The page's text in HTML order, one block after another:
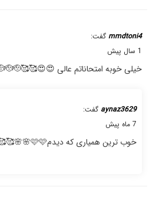
mmdtoni4 گفت:
1 سال پیش
خیلی خوبه امتحاناتم عالی 😍😍🥰🥰🫡🫡🫡
aynaz3629 گفت:
7 ماه پیش
خوب ترین همیاری که دیدم🩷🩷🌸🌸🥰🥰🥰🥰🥰🥰🥰🥰